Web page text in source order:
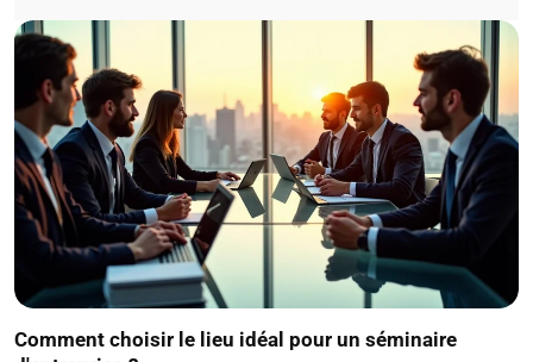
Comment choisir le lieu idéal pour un séminaire